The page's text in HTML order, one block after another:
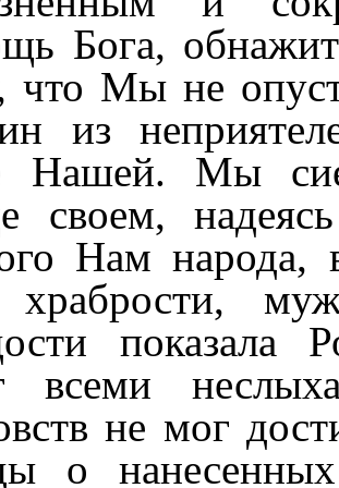
Бога,
что Мы не
из
Нашей. Мы
своем,
Нам
показала
всеми
не мог
о